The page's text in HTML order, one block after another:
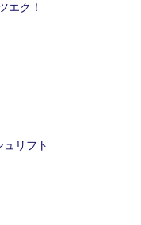
エク！
リフト